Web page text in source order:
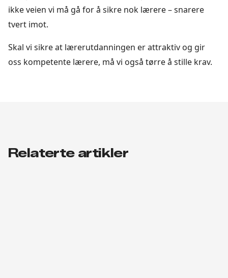
ikke veien vi må gå for å sikre nok lærere – snarere
tvert imot.
Skal vi sikre at lærerutdanningen er attraktiv og gir
oss kompetente lærere, må vi også tørre å stille krav.
Relaterte artikler